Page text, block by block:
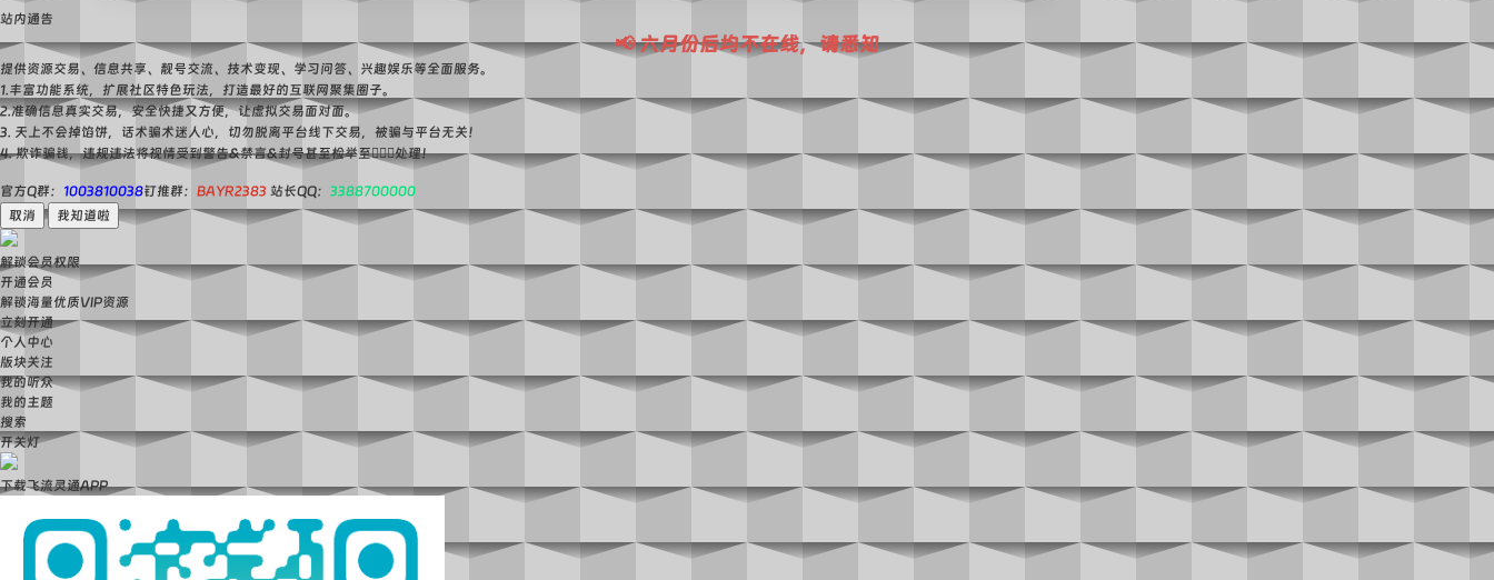
站内通告
📢 六月份后均不在线，请悉知
提供资源交易、信息共享、靓号交流、技术变现、学习问答、兴趣娱乐等全面服务。
1.丰富功能系统，扩展社区特色玩法，打造最好的互联网聚集圈子。
2.准确信息真实交易，安全快捷又方便，让虚拟交易面对面。
3. 天上不会掉馅饼，话术骗术迷人心，切勿脱离平台线下交易，被骗与平台无关！
4. 欺诈骗钱，违规违法将视情受到警告&禁言&封号甚至检举至👮🏻‍♀️处理！
官方Q群： 1003810038钉推群： BAYR2383 站长QQ： 3388700000
取消
我知道啦
解锁会员权限
开通会员
解锁海量优质VIP资源
立刻开通
个人中心
版块关注
我的听众
我的主题
搜索
开关灯
下载飞流灵通APP